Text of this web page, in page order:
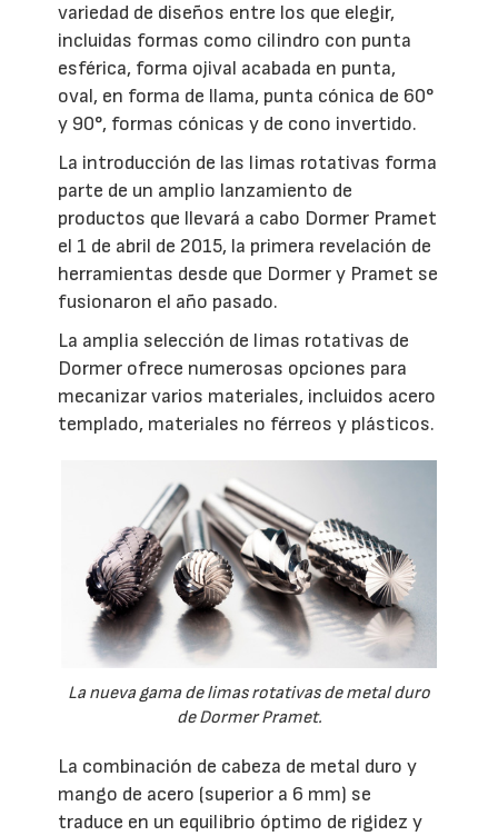
variedad de diseños entre los que elegir,
incluidas formas como cilindro con punta
esférica, forma ojival acabada en punta,
oval, en forma de llama, punta cónica de 60°
y 90°, formas cónicas y de cono invertido.
La introducción de las limas rotativas forma
parte de un amplio lanzamiento de
productos que llevará a cabo Dormer Pramet
el 1 de abril de 2015, la primera revelación de
herramientas desde que Dormer y Pramet se
fusionaron el año pasado.
La amplia selección de limas rotativas de
Dormer ofrece numerosas opciones para
mecanizar varios materiales, incluidos acero
templado, materiales no férreos y plásticos.
La nueva gama de limas rotativas de metal duro
de Dormer Pramet.
La combinación de cabeza de metal duro y
mango de acero (superior a 6 mm) se
traduce en un equilibrio óptimo de rigidez y